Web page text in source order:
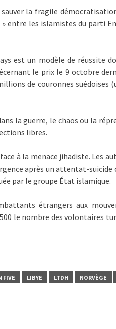
la fragile
entre les islamistes du parti
est un modèle de réussite
le prix le 9 octobre
de couronnes suédoises
la guerre, le chaos ou la
libres.
à la menace jihadiste. Les
après un attentat-suicide
par le groupe État islamique.
étrangers aux
le nombre des volontaires
FIVE LIBYE LTDH NORVÈGE